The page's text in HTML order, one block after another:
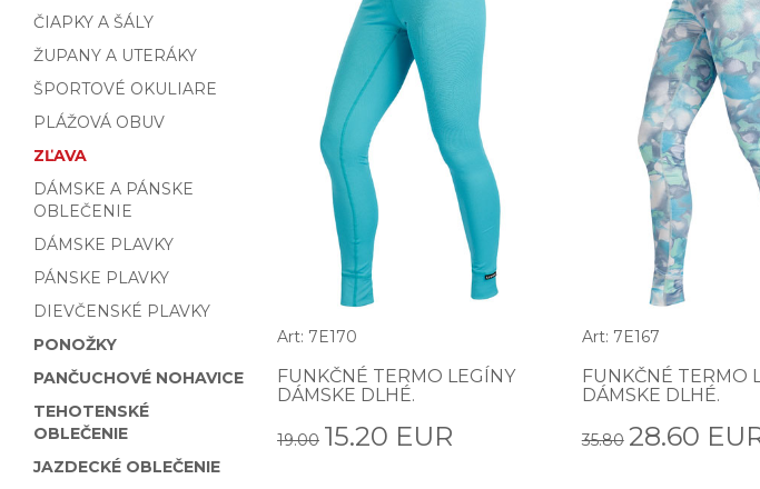
ČIAPKY A ŠÁLY
ŽUPANY A UTERÁKY
ŠPORTOVÉ OKULIARE
PLÁŽOVÁ OBUV
ZĽAVA
DÁMSKE A PÁNSKE
OBLEČENIE
DÁMSKE PLAVKY
PÁNSKE PLAVKY
DIEVČENSKÉ PLAVKY
PONOŽKY
PANČUCHOVÉ NOHAVICE
TEHOTENSKÉ
OBLEČENIE
JAZDECKÉ OBLEČENIE
Art: 7E170
FUNKČNÉ TERMO LEGÍNY
DÁMSKE DLHÉ.
19.00 15.20 EUR
Art: 7E167
FUNKČNÉ TERMO
DÁMSKE DLHÉ.
35.80 28.60